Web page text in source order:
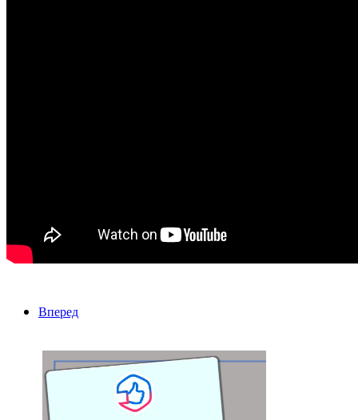
Вперед